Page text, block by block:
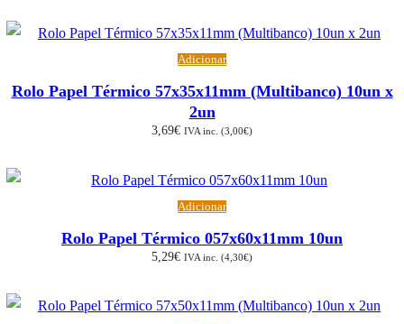
Adicionar
Rolo Papel Térmico 57x35x11mm (Multibanco) 10un x
2un
3,69€ IVA inc. (3,00€)
Adicionar
Rolo Papel Térmico 057x60x11mm 10un
5,29€ IVA inc. (4,30€)